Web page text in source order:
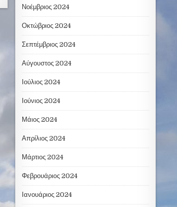
Νοέμβριος 2024
Οκτώβριος 2024
Σεπτέμβριος 2024
Αύγουστος 2024
Ιούλιος 2024
Ιούνιος 2024
Μάιος 2024
Απρίλιος 2024
Μάρτιος 2024
Φεβρουάριος 2024
Ιανουάριος 2024